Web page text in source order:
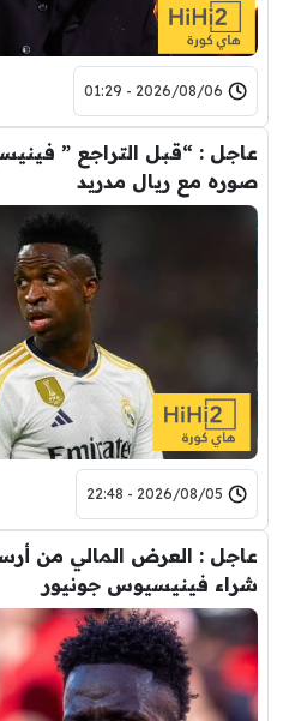
2026/08/06 - 01:29
عاجل : “قبل التراجع ”
صوره مع ريال مدريد
2026/08/05 - 22:48
عاجل : العرض المالي من
شراء فينيسيوس جونيور